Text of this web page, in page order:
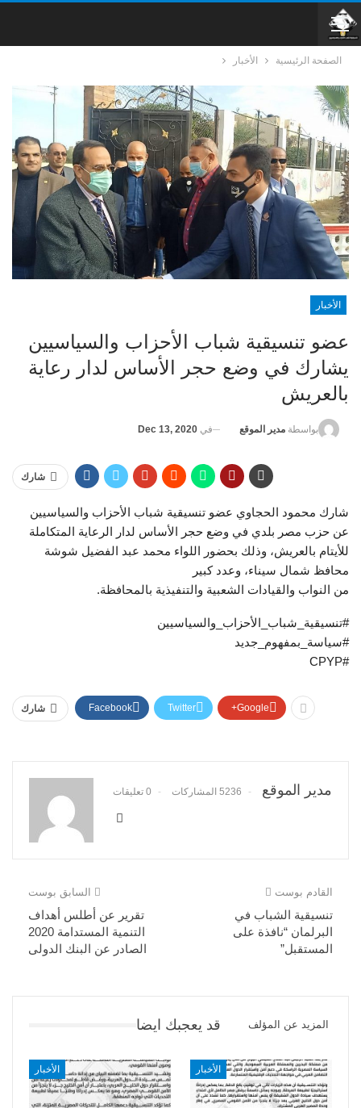
الصفحة الرئيسية الأخبار
الأخبار
عضو تنسيقية شباب الأحزاب والسياسيين
يشارك في وضع حجر الأساس لدار رعاية
بالعريش
بواسطة مدير الموقع في Dec 13, 2020
شارك
شارك محمود الحجاوي عضو تنسيقية شباب الأحزاب والسياسيين
عن حزب مصر بلدي في وضع حجر الأساس لدار الرعاية المتكاملة
للأيتام بالعريش، وذلك بحضور اللواء محمد عبد الفضيل شوشة
محافظ شمال سيناء، وعدد كبير
من النواب والقيادات الشعبية والتنفيذية بالمحافظة.
#تنسيقية_شباب_الأحزاب_والسياسيين
#سياسة_بمفهوم_جديد
#CPYP
شارك Facebook Twitter Google+
مدير الموقع 5236 المشاركات 0 تعليقات
السابق بوست
تقرير عن أطلس أهداف
التنمية المستدامة 2020
الصادر عن البنك الدولى
القادم بوست
تنسيقية الشباب في
البرلمان “نافذة على
المستقبل”
قد يعجبك ايضا المزيد عن المؤلف
الأخبار الأخبار